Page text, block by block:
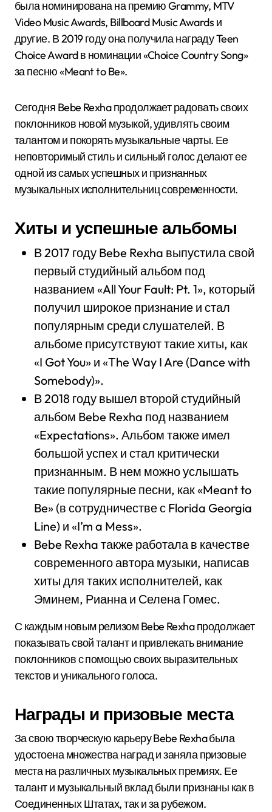
была номинирована на премию Grammy, MTV
Video Music Awards, Billboard Music Awards и
другие. В 2019 году она получила награду Teen
Choice Award в номинации «Choice Country Song»
за песню «Meant to Be».
Сегодня Bebe Rexha продолжает радовать своих
поклонников новой музыкой, удивлять своим
талантом и покорять музыкальные чарты. Ее
неповторимый стиль и сильный голос делают ее
одной из самых успешных и признанных
музыкальных исполнительниц современности.
Хиты и успешные альбомы
В 2017 году Bebe Rexha выпустила свой
первый студийный альбом под
названием «All Your Fault: Pt. 1», который
получил широкое признание и стал
популярным среди слушателей. В
альбоме присутствуют такие хиты, как
«I Got You» и «The Way I Are (Dance with
Somebody)».
В 2018 году вышел второй студийный
альбом Bebe Rexha под названием
«Expectations». Альбом также имел
большой успех и стал критически
признанным. В нем можно услышать
такие популярные песни, как «Meant to
Be» (в сотрудничестве с Florida Georgia
Line) и «I’m a Mess».
Bebe Rexha также работала в качестве
современного автора музыки, написав
хиты для таких исполнителей, как
Эминем, Рианна и Селена Гомес.
С каждым новым релизом Bebe Rexha продолжает
показывать свой талант и привлекать внимание
поклонников с помощью своих выразительных
текстов и уникального голоса.
Награды и призовые места
За свою творческую карьеру Bebe Rexha была
удостоена множества наград и заняла призовые
места на различных музыкальных премиях. Ее
талант и музыкальный вклад были признаны как в
Соединенных Штатах, так и за рубежом.